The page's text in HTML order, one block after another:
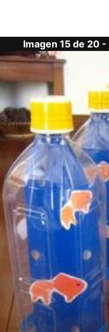
Imagen 15 de 20 -